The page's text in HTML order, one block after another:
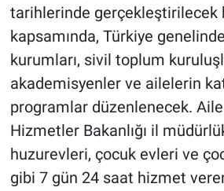
tarihlerinde gerçekleştirilecek
kapsamında, Türkiye
kurumları, sivil toplum
akademisyenler ve ailelerin
programlar düzenlenecek.
Hizmetler Bakanlığı il
huzurevleri, çocuk evleri ve
gibi 7 gün 24 saat hizmet